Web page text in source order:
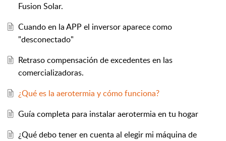
Fusion Solar.
Cuando en la APP el inversor aparece como
"desconectado"
Retraso compensación de excedentes en las
comercializadoras.
¿Qué es la aerotermia y cómo funciona?
Guía completa para instalar aerotermia en tu hogar
¿Qué debo tener en cuenta al elegir mi máquina de